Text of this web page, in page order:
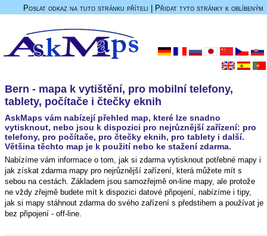
Poslat odkaz na tuto stránku příteli Přidat tyto stránky k oblíbeným
Bern - mapa k vytištění, pro mobilní telefony,
tablety, počítače i čtečky eknih
AskMaps vám nabízejí přehled map, které lze snadno
vytisknout, nebo jsou k dispozici pro nejrůznější zařízení: pro
telefony, pro počítače, pro čtečky eknih, pro tablety i další.
Většina těchto map je k použití nebo ke stažení zdarma.
Nabízíme vám informace o tom, jak si zdarma vytisknout potřebné mapy i
jak získat zdarma mapy pro nejrůznější zařízení, která můžete mít s
sebou na cestách. Základem jsou samozřejmě on-line mapy, ale protože
ne vždy zřejmě budete mít k dispozici datové připojení, nabízíme i tipy,
jak si mapy stáhnout zdarma do svého zařízení s předstihem a používat je
bez připojení - off-line.